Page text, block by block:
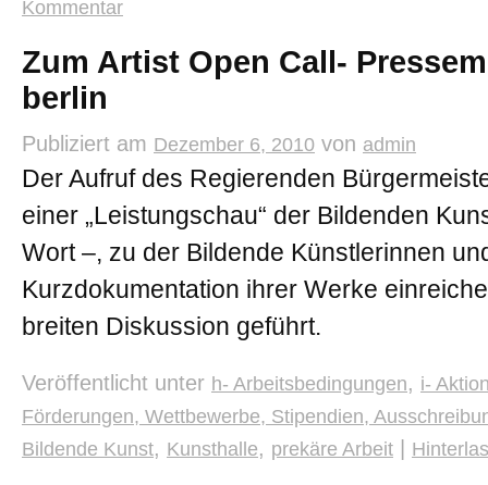
Kommentar
Zum Artist Open Call-
berlin
Publiziert am Dezember 6, 2010 von admin
Der Aufruf des Regierenden
einer „Leistungschau“ der Bildenden
Wort –, zu der Bildende Künstlerinnen
Kurzdokumentation ihrer Werke
breiten Diskussion geführt.
Veröffentlicht unter h- Arbeitsbedingungen, i-
Förderungen, Wettbewerbe, Stipendien,
Bildende Kunst, Kunsthalle, prekäre Arbeit